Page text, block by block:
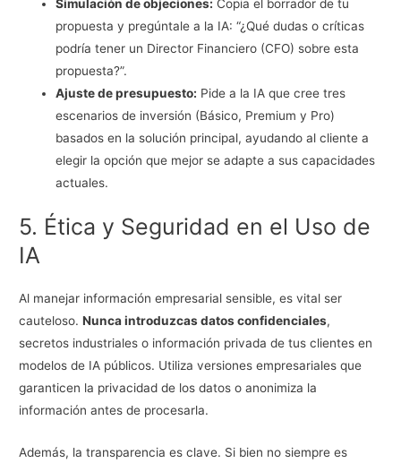
Simulación de objeciones: Copia el borrador de tu
propuesta y pregúntale a la IA: “¿Qué dudas o críticas
podría tener un Director Financiero (CFO) sobre esta
propuesta?”.
Ajuste de presupuesto: Pide a la IA que cree tres
escenarios de inversión (Básico, Premium y Pro)
basados en la solución principal, ayudando al cliente a
elegir la opción que mejor se adapte a sus capacidades
actuales.
5. Ética y Seguridad en el Uso de
IA
Al manejar información empresarial sensible, es vital ser
cauteloso.Nunca introduzcas datos confidenciales,
secretos industriales o información privada de tus clientes en
modelos de IA públicos. Utiliza versiones empresariales que
garanticen la privacidad de los datos o anonimiza la
información antes de procesarla.
Además, la transparencia es clave. Si bien no siempre es